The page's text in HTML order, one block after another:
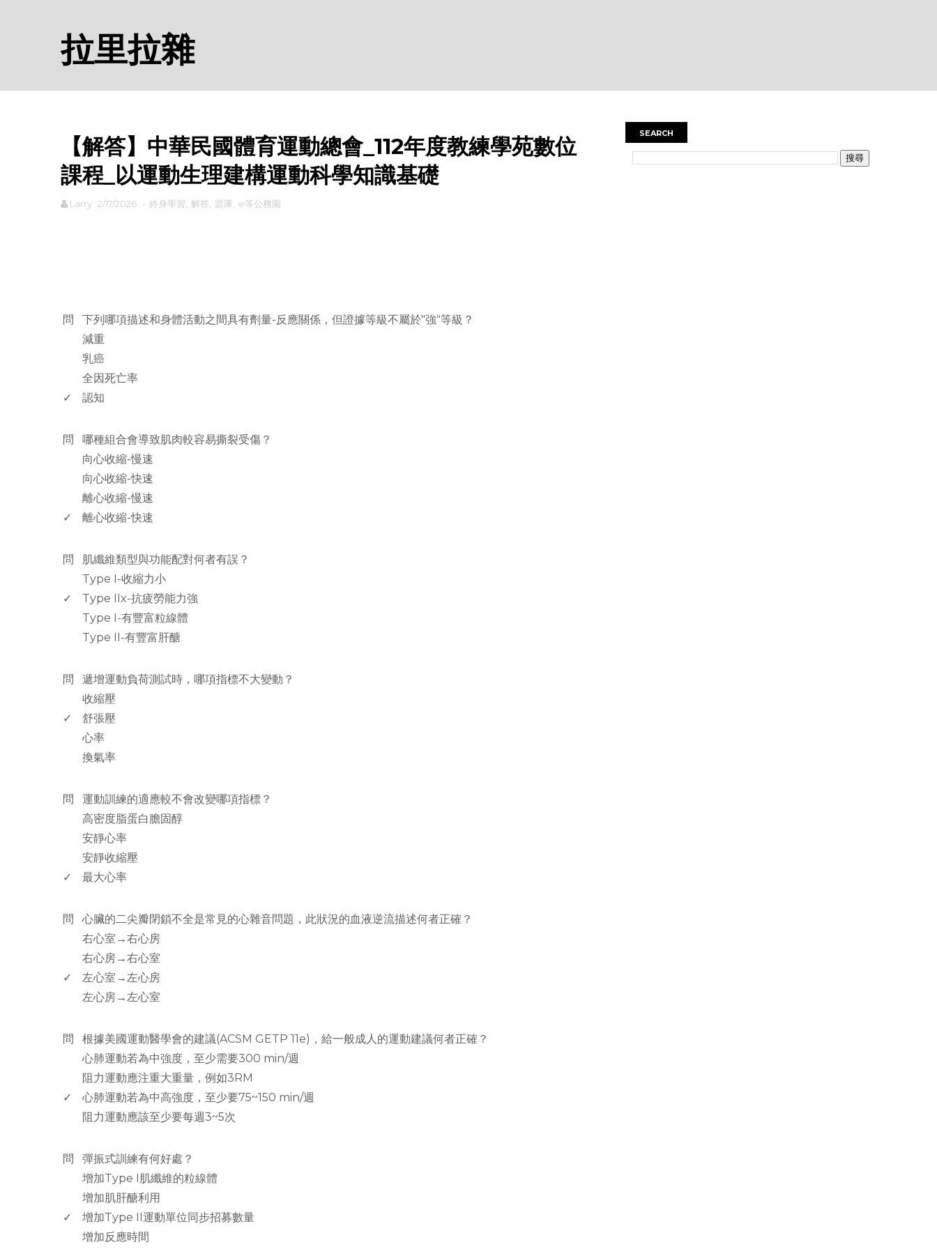
拉里拉雜
【解答】中華民國體育運動總會_112年度教練學苑數位
課程_以運動生理建構運動科學知識基礎
Larry 2/17/2026 - 終身學習 解答 題庫 e等公務園
問
下列哪項描述和身體活動之間具有劑量-反應關係，但證據等級不屬於"強"等級？
減重
乳癌
全因死亡率
✓
認知
問
哪種組合會導致肌肉較容易撕裂受傷？
向心收縮-慢速
向心收縮-快速
離心收縮-慢速
✓
離心收縮-快速
問
肌纖維類型與功能配對何者有誤？
Type I-收縮力小
✓
Type IIx-抗疲勞能力強
Type I-有豐富粒線體
Type II-有豐富肝醣
問
遞增運動負荷測試時，哪項指標不大變動？
收縮壓
✓
舒張壓
心率
換氣率
問
運動訓練的適應較不會改變哪項指標？
高密度脂蛋白膽固醇
安靜心率
安靜收縮壓
✓
最大心率
問
心臟的二尖瓣閉鎖不全是常見的心雜音問題，此狀況的血液逆流描述何者正確？
右心室→右心房
右心房→右心室
✓
左心室→左心房
左心房→左心室
問
根據美國運動醫學會的建議(ACSM GETP 11e)，給一般成人的運動建議何者正確？
心肺運動若為中強度，至少需要300 min/週
阻力運動應注重大重量，例如3RM
✓
心肺運動若為中高強度，至少要75~150 min/週
阻力運動應該至少要每週3~5次
問
彈振式訓練有何好處？
增加Type I肌纖維的粒線體
增加肌肝醣利用
✓
增加Type II運動單位同步招募數量
增加反應時間
SEARCH